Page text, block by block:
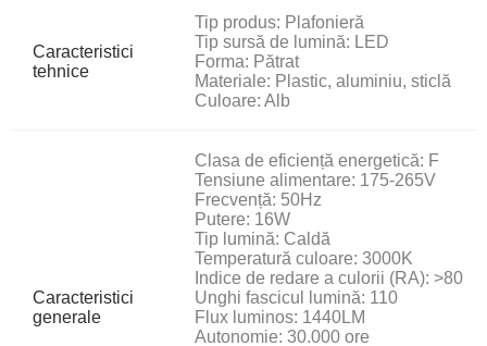
Caracteristici
tehnice
Tip produs: Plafonieră
Tip sursă de lumină: LED
Forma: Pătrat
Materiale: Plastic, aluminiu, sticlă
Culoare: Alb
Caracteristici
generale
Clasa de eficiență energetică: F
Tensiune alimentare: 175-265V
Frecvență: 50Hz
Putere: 16W
Tip lumină: Caldă
Temperatură culoare: 3000K
Indice de redare a culorii (RA): >80
Unghi fascicul lumină: 110
Flux luminos: 1440LM
Autonomie: 30.000 ore